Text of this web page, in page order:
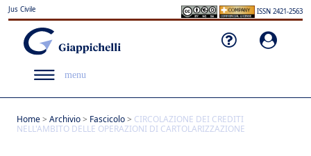
Jus Civile ISSN 2421-2563
menu
Home> Archivio> Fascicolo> CIRCOLAZIONE DEI CREDITI
NELL'AMBITO DELLE OPERAZIONI DI CARTOLARIZZAZIONE